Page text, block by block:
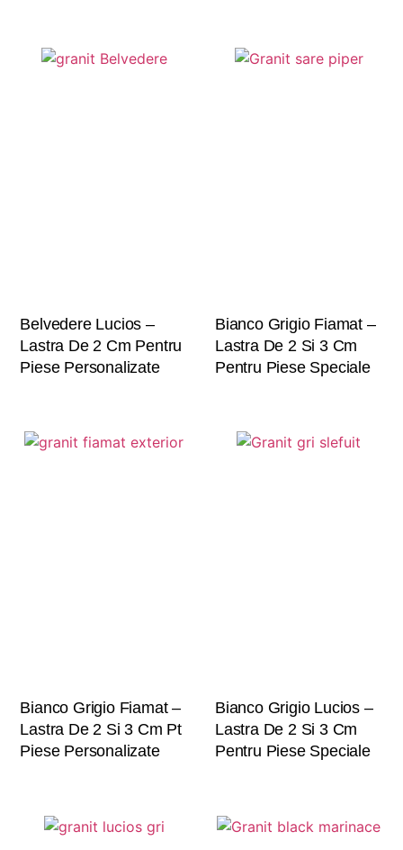
Belvedere Lucios –
Lastra De 2 Cm Pentru
Piese Personalizate
Bianco Grigio Fiamat –
Lastra De 2 Si 3 Cm
Pentru Piese Speciale
Bianco Grigio Fiamat –
Lastra De 2 Si 3 Cm Pt
Piese Personalizate
Bianco Grigio Lucios –
Lastra De 2 Si 3 Cm
Pentru Piese Speciale